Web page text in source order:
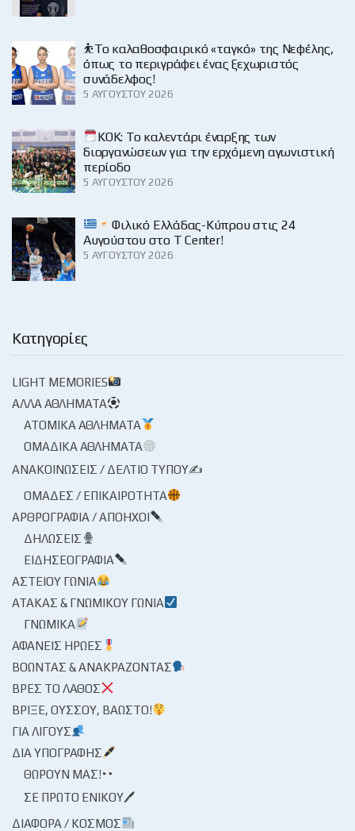
⛹️‍Το καλαθοσφαιρικό «ταγκό» της Νεφέλης,
όπως το περιγράφει ένας ξεχωριστός
συνάδελφος!
5 ΑΥΓΟΎΣΤΟΥ 2026
KOK: Το καλεντάρι έναρξης των
διοργανώσεων για την ερχόμενη αγωνιστική
περίοδο
5 ΑΥΓΟΎΣΤΟΥ 2026
Φιλικό Ελλάδας-Κύπρου στις 24
Αυγούστου στο Τ Center!
5 ΑΥΓΟΎΣΤΟΥ 2026
Κατηγορίες
LIGHT MEMORIES
ΆΛΛΑ ΑΘΛΉΜΑΤΑ
ΑΤΟΜΙΚΆ ΑΘΛΉΜΑΤΑ
ΟΜΑΔΙΚΆ ΑΘΛΉΜΑΤΑ
ΑΝΑΚΟΙΝΏΣΕΙΣ / ΔΕΛΤΊΟ ΤΎΠΟΥ✍
ΟΜΆΔΕΣ / ΕΠΙΚΑΙΡΌΤΗΤΑ
ΑΡΘΡΟΓΡΑΦΊΑ / ΑΠΌΗΧΟΙ
ΔΗΛΏΣΕΙΣ
ΕΙΔΗΣΕΟΓΡΑΦΊΑ
ΑΣΤΕΊΟΥ ΓΩΝΊΑ
ΑΤΆΚΑΣ & ΓΝΩΜΙΚΟΎ ΓΩΝΊΑ
ΓΝΩΜΙΚΆ
ΑΦΑΝΕΊΣ ΉΡΩΕΣ
ΒΟΏΝΤΑΣ & ΑΝΑΚΡΆΖΟΝΤΑΣ
ΒΡΕΣ ΤΟ ΛΆΘΟΣ
ΒΡΊΞΕ, ΟΎΣΣΟΥ, ΒΆΩΣΤΟ!
ΓΙΑ ΛΊΓΟΥΣ
ΔΙΑ ΥΠΟΓΡΑΦΉΣ
ΘΩΡΟΎΝ ΜΑΣ!
ΣΕ ΠΡΏΤΟ ΕΝΙΚΟΎ🖊
ΔΙΆΦΟΡΑ / ΚΌΣΜΟΣ